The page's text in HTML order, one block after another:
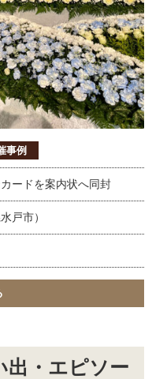
事例
ードを案内状へ同封
戸市）
出・エピソー